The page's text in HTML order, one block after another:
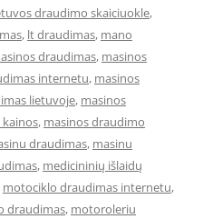
draudimo skaiciuokle,
, lt draudimas, mano
draudimas, masinos
internetu, masinos
lietuvoje, masinos
, masinos draudimo
draudimas, masinu
, medicininių išlaidų
motociklo draudimas internetu,
draudimas, motoroleriu